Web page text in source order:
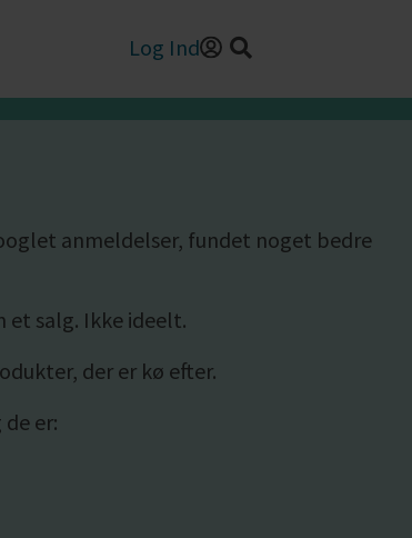
Log Ind
anmeldelser, fundet noget bedre
et salg. Ikke ideelt.
der er kø efter.
er: